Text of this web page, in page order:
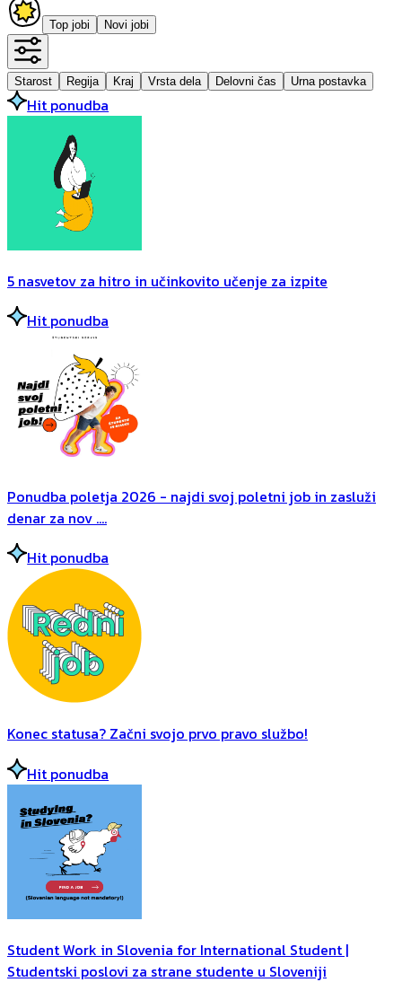
Top jobi Novi jobi
Starost Regija Kraj Vrsta dela Delovni čas Urna postavka
Hit ponudba
5 nasvetov za hitro in učinkovito učenje za izpite
Hit ponudba
Ponudba poletja 2026 - najdi svoj poletni job in zasluži
denar za nov ....
Hit ponudba
Konec statusa? Začni svojo prvo pravo službo!
Hit ponudba
Student Work in Slovenia for International Student |
Studentski poslovi za strane studente u Sloveniji